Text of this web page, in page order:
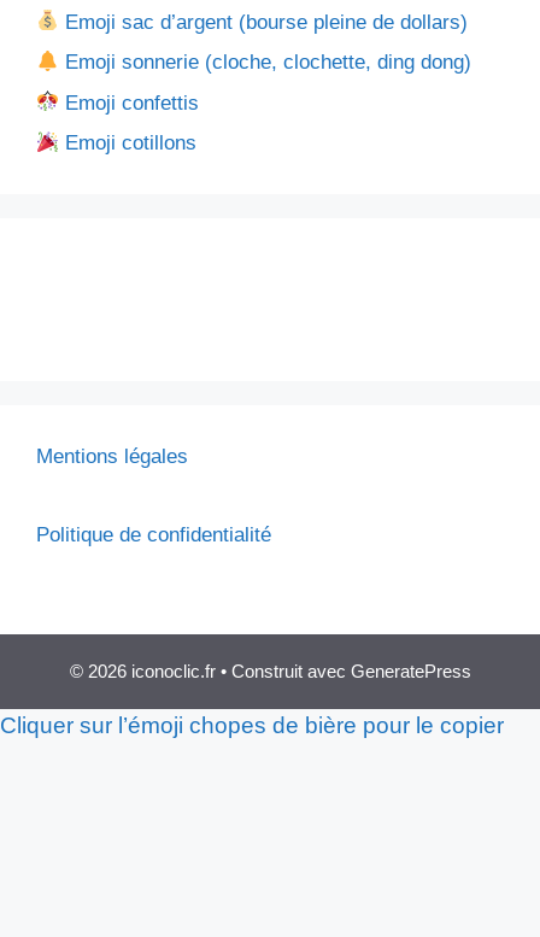
Emoji sac d’argent (bourse pleine de dollars)
Emoji sonnerie (cloche, clochette, ding dong)
Emoji confettis
Emoji cotillons
Mentions légales
Politique de confidentialité
© 2026 iconoclic.fr• Construit avec GeneratePress
Cliquer sur l’émoji chopes de bière pour le copier